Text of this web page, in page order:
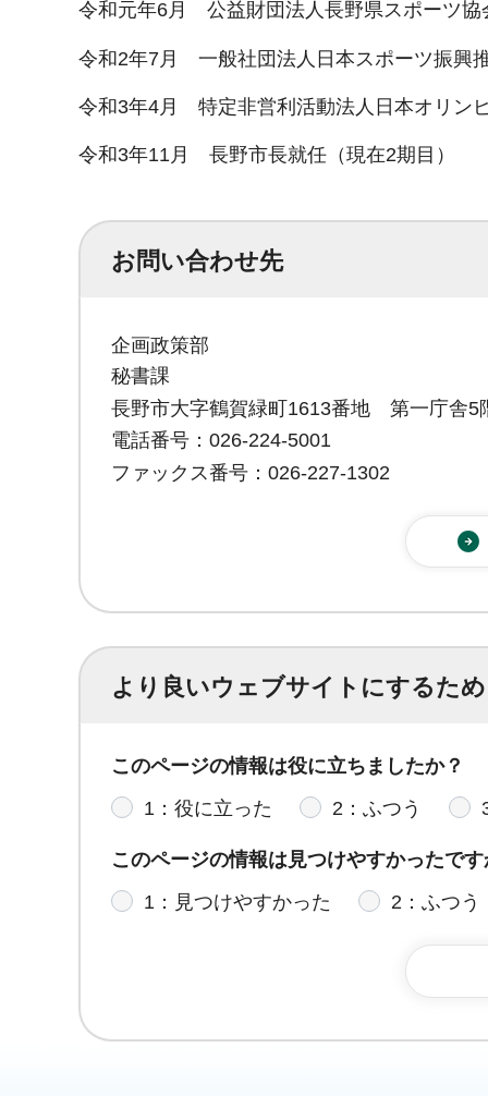
令和元年6月 公益財団法人長野県スポーツ協
令和2年7月 一般社団法人日本スポーツ振興
令和3年4月 特定非営利活動法人日本オリン
令和3年11月 長野市長就任（現在2期目）
お問い合わせ先
企画政策部
秘書課
長野市大字鶴賀緑町1613番地 第一庁舎5
電話番号：026-224-5001
ファックス番号：026-227-1302
より良いウェブサイトにするた
このページの情報は役に立ちましたか？
1：役に立った
2：ふつう
このページの情報は見つけやすかったで
1：見つけやすかった
2：ふつう